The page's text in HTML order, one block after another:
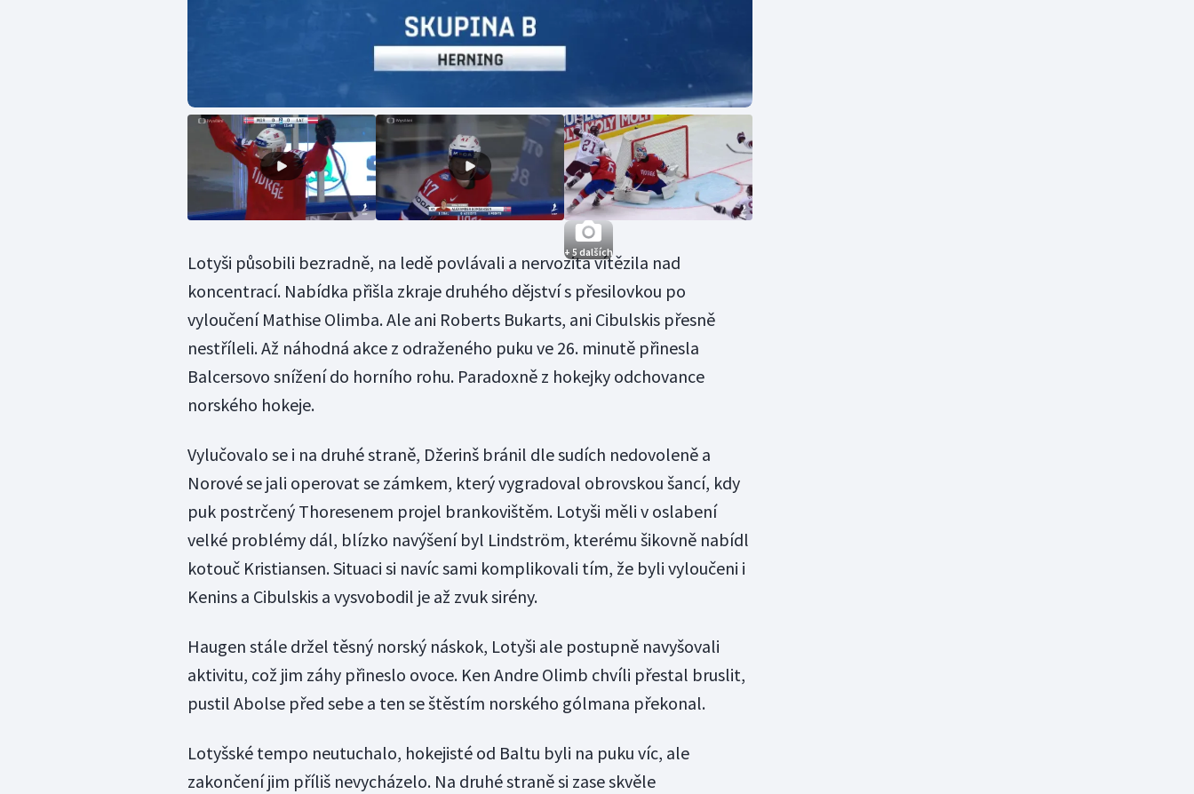
+ 5 dalších
Lotyši působili bezradně, na ledě povlávali a nervozita vítězila nad
koncentrací. Nabídka přišla zkraje druhého dějství s přesilovkou po
vyloučení Mathise Olimba. Ale ani Roberts Bukarts, ani Cibulskis přesně
nestříleli. Až náhodná akce z odraženého puku ve 26. minutě přinesla
Balcersovo snížení do horního rohu. Paradoxně z hokejky odchovance
norského hokeje.
Vylučovalo se i na druhé straně, Džerinš bránil dle sudích nedovoleně a
Norové se jali operovat se zámkem, který vygradoval obrovskou šancí, kdy
puk postrčený Thoresenem projel brankovištěm. Lotyši měli v oslabení
velké problémy dál, blízko navýšení byl Lindström, kterému šikovně nabídl
kotouč Kristiansen. Situaci si navíc sami komplikovali tím, že byli vyloučeni i
Kenins a Cibulskis a vysvobodil je až zvuk sirény.
Haugen stále držel těsný norský náskok, Lotyši ale postupně navyšovali
aktivitu, což jim záhy přineslo ovoce. Ken Andre Olimb chvíli přestal bruslit,
pustil Abolse před sebe a ten se štěstím norského gólmana překonal.
Lotyšské tempo neutuchalo, hokejisté od Baltu byli na puku víc, ale
zakončení jim příliš nevycházelo. Na druhé straně si zase skvěle